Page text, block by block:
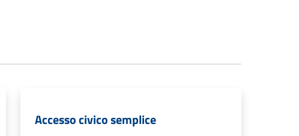
Accesso civico semplice